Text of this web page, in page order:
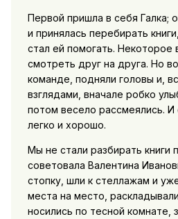
Первой пришла в себя Галка;
и принялась перебирать
стал ей помогать. Некоторое
смотреть друг на друга. Но
команде, подняли головы и,
взглядами, вначале робко
потом весело рассмеялись.
легко и хорошо.
Мы не стали разбирать книги
советовала Валентина
стопку, шли к стеллажам и
места на место,
носились по тесной комнате,